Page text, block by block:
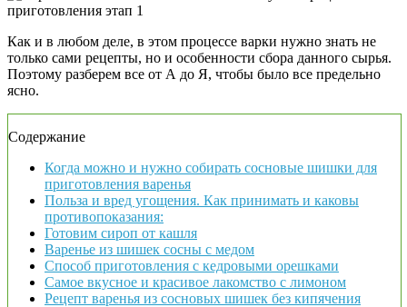
Как и в любом деле, в этом процессе варки нужно знать не
только сами рецепты, но и особенности сбора данного сырья.
Поэтому разберем все от А до Я, чтобы было все предельно
ясно.
Содержание
Когда можно и нужно собирать сосновые шишки для
приготовления варенья
Польза и вред угощения. Как принимать и каковы
противопоказания:
Готовим сироп от кашля
Варенье из шишек сосны с медом
Способ приготовления с кедровыми орешками
Самое вкусное и красивое лакомство с лимоном
Рецепт варенья из сосновых шишек без кипячения